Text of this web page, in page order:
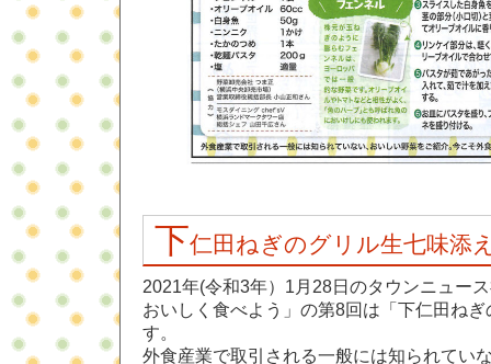
下仁田ねぎのグリル生七味添
2021年(令和3年）1月28日のタウンニュー
おいしく食べよう」の第8回は「下仁田ね
す。
外食産業で取引される一般には知られてい